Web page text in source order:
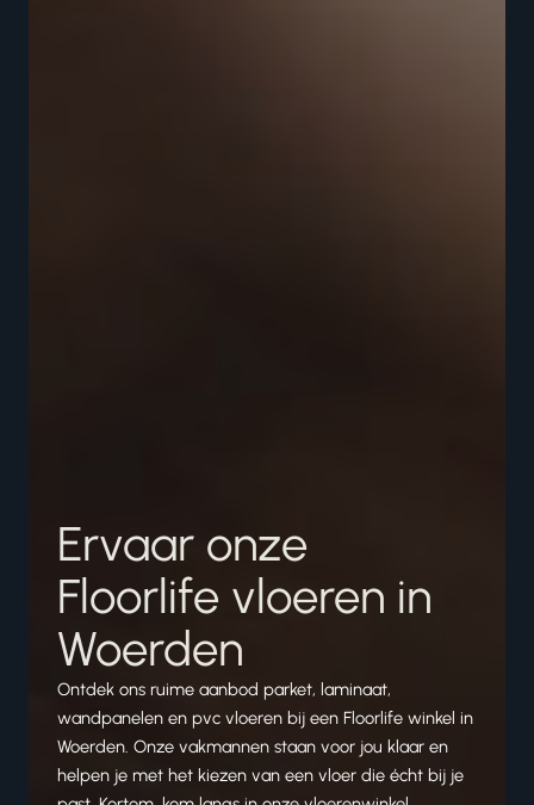
Ervaar onze
Floorlife vloeren in
Woerden
Ontdek ons ruime aanbod parket, laminaat,
wandpanelen en pvc vloeren bij een Floorlife winkel in
Woerden. Onze vakmannen staan voor jou klaar en
helpen je met het kiezen van een vloer die écht bij je